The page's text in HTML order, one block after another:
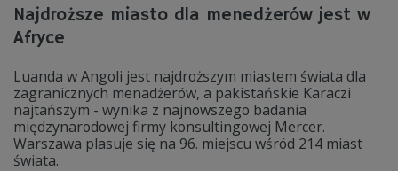
Najdroższe miasto dla menedżerów jest w
Afryce
Luanda w Angoli jest najdroższym miastem świata dla
zagranicznych menadżerów, a pakistańskie Karaczi
najtańszym - wynika z najnowszego badania
międzynarodowej firmy konsultingowej Mercer.
Warszawa plasuje się na 96. miejscu wśród 214 miast
świata.